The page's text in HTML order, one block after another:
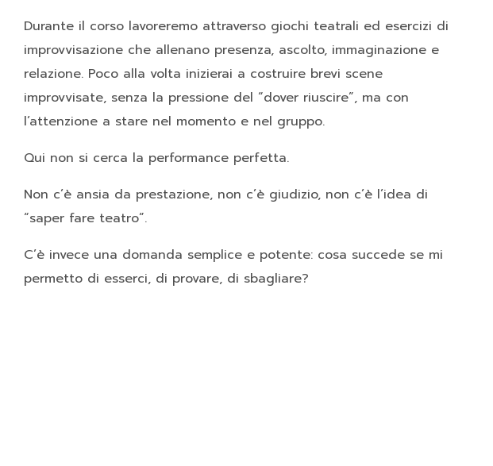
Durante il corso lavoreremo attraverso giochi teatrali ed esercizi di
improvvisazione che allenano presenza, ascolto, immaginazione e
relazione. Poco alla volta inizierai a costruire brevi scene
improvvisate, senza la pressione del “dover riuscire”, ma con
l’attenzione a stare nel momento e nel gruppo.
Qui non si cerca la performance perfetta.
Non c’è ansia da prestazione, non c’è giudizio, non c’è l’idea di
“saper fare teatro”.
C’è invece una domanda semplice e potente: cosa succede se mi
permetto di esserci, di provare, di sbagliare?